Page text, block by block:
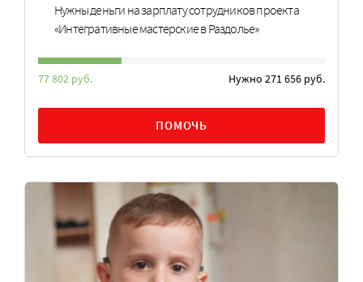
Нужны деньги на зарплату сотрудников проекта
«Интегративные мастерские в Раздолье»
77 802 руб. Нужно 271 656 руб.
ПОМОЧЬ